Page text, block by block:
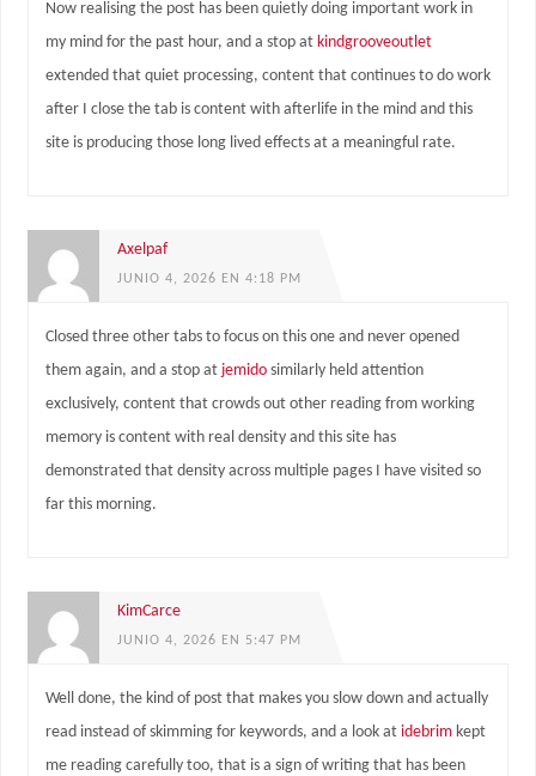
Now realising the post has been quietly doing important work in
my mind for the past hour, and a stop at kindgrooveoutlet
extended that quiet processing, content that continues to do work
after I close the tab is content with afterlife in the mind and this
site is producing those long lived effects at a meaningful rate.
Axelpaf
JUNIO 4, 2026 EN 4:18 PM
Closed three other tabs to focus on this one and never opened
them again, and a stop at jemidosimilarly held attention
exclusively, content that crowds out other reading from working
memory is content with real density and this site has
demonstrated that density across multiple pages I have visited so
far this morning.
KimCarce
JUNIO 4, 2026 EN 5:47 PM
Well done, the kind of post that makes you slow down and actually
read instead of skimming for keywords, and a look at idebrimkept
me reading carefully too, that is a sign of writing that has been